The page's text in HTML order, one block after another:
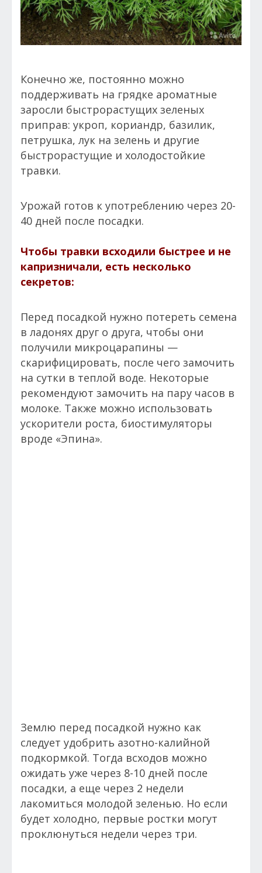
Конечно же, постоянно можно
поддерживать на грядке ароматные
заросли быстрорастущих зеленых
приправ: укроп, кориандр, базилик,
петрушка, лук на зелень и другие
быстрорастущие и холодостойкие
травки.
Урожай готов к употреблению через 20-
40 дней после посадки.
Чтобы травки всходили быстрее и не
капризничали, есть несколько
секретов:
Перед посадкой нужно потереть семена
в ладонях друг о друга, чтобы они
получили микроцарапины —
скарифицировать, после чего замочить
на сутки в теплой воде. Некоторые
рекомендуют замочить на пару часов в
молоке. Также можно использовать
ускорители роста, биостимуляторы
вроде «Эпина».
Землю перед посадкой нужно как
следует удобрить азотно-калийной
подкормкой. Тогда всходов можно
ожидать уже через 8-10 дней после
посадки, а еще через 2 недели
лакомиться молодой зеленью. Но если
будет холодно, первые ростки могут
проклюнуться недели через три.